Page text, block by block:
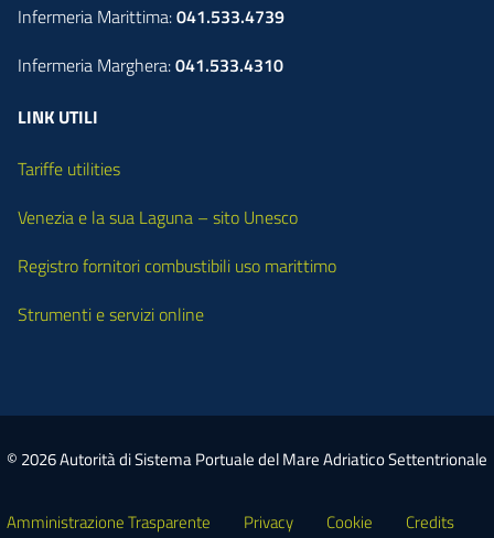
Infermeria Marittima:041.533.4739
Infermeria Marghera:041.533.4310
LINK UTILI
Tariffe utilities
Venezia e la sua Laguna – sito Unesco
Registro fornitori combustibili uso marittimo
Strumenti e servizi online
© 2026 Autorità di Sistema Portuale del Mare Adriatico Settentrionale
Amministrazione Trasparente Privacy Cookie Credits